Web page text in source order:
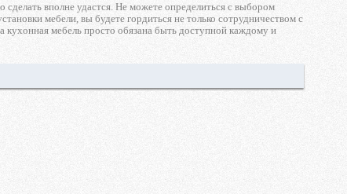
сделать вполне удастся. Не можете определиться с выбором
мебели, вы будете гордиться не только сотрудничеством с
мебель просто обязана быть доступной каждому и